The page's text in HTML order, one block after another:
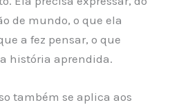
de mundo, o que ela
a fez pensar, o que
história aprendida.
também se aplica aos